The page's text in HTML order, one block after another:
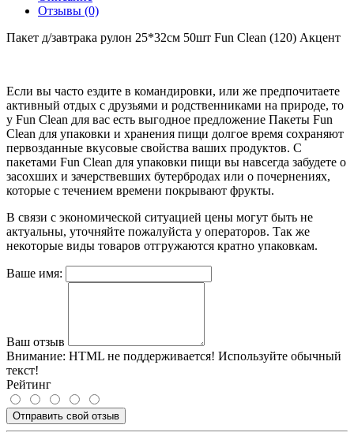
Отзывы (0)
Пакет д/завтрака рулон 25*32см 50шт Fun Clean (120) Акцент
Если вы часто ездите в командировки, или же предпочитаете
активный отдых с друзьями и родственниками на природе, то
у Fun Clean для вас есть выгодное предложение Пакеты Fun
Clean для упаковки и хранения пищи долгое время сохраняют
первозданные вкусовые свойства ваших продуктов. С
пакетами Fun Clean для упаковки пищи вы навсегда забудете о
засохших и зачерствевших бутербродах или о почернениях,
которые с течением времени покрывают фрукты.
В связи с экономической ситуацией цены могут быть не
актуальны, уточняйте пожалуйста у операторов. Так же
некоторые виды товаров отгружаются кратно упаковкам.
Ваше имя:
Ваш отзыв
Внимание: HTML не поддерживается! Используйте обычный
текст!
Рейтинг
Отправить свой отзыв